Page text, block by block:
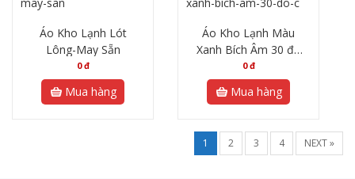
Áo Kho Lạnh Lót
Lông-May Sẵn
0đ
Mua hàng
Áo Kho Lạnh Màu
Xanh Bích Âm 30 độ
C
0đ
Mua hàng
1 2 3 4 NEXT »